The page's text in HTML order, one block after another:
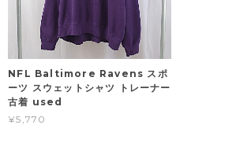
NFL Baltimore Ravens スポ
ーツ スウェットシャツ トレーナー
古着 used
¥5,770